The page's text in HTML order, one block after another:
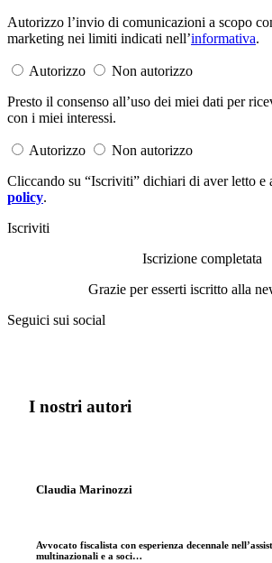
Autorizzo l’invio di comunicazioni a scopo
marketing nei limiti indicati nell’informativa.
Autorizzo
Non autorizzo
Presto il consenso all’uso dei miei dati per
con i miei interessi.
Autorizzo
Non autorizzo
Cliccando su “Iscriviti” dichiari di aver letto e
policy.
Iscriviti
Iscrizione completata
Grazie per esserti iscritto alla
Seguici sui social
I nostri autori
Claudia Marinozzi
Avvocato fiscalista con esperienza decennale
multinazionali e a soci…